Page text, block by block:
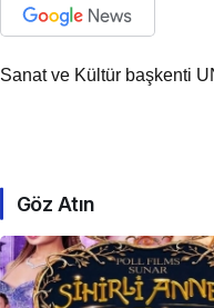
Sanat ve Kültür başkenti
Göz Atın